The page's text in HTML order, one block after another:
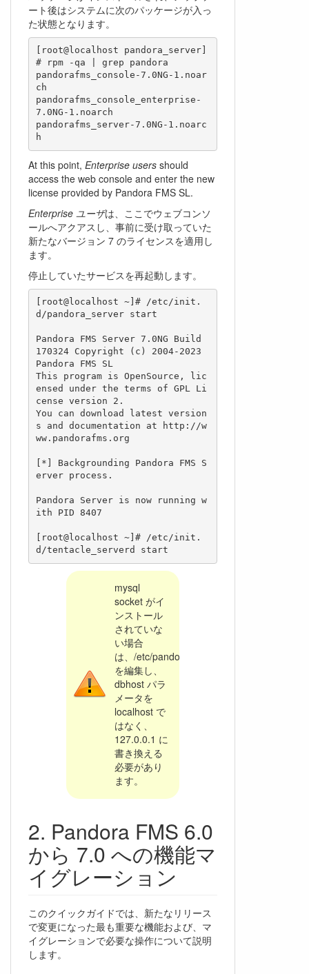
ート後はシステムに次のパッケージが入っ
た状態となります。
[root@localhost pandora_server]
# rpm -qa | grep pandora
pandorafms_console-7.0NG-1.noar
ch
pandorafms_console_enterprise-
7.0NG-1.noarch
pandorafms_server-7.0NG-1.noarc
h
At this point, Enterprise users should
access the web console and enter the new
license provided by Pandora FMS SL.
Enterprise ユーザは、ここでウェブコンソ
ールへアクアスし、事前に受け取っていた
新たなバージョン 7 のライセンスを適用し
ます。
停止していたサービスを再起動します。
[root@localhost ~]# /etc/init.
d/pandora_server start
Pandora FMS Server 7.0NG Build
170324 Copyright (c) 2004-2023
Pandora FMS SL
This program is OpenSource, lic
ensed under the terms of GPL Li
cense version 2.
You can download latest version
s and documentation at http://w
ww.pandorafms.org
[*] Backgrounding Pandora FMS S
erver process.
Pandora Server is now running w
ith PID 8407
[root@localhost ~]# /etc/init.
mysql
socket がイ
ンストール
されていな
い場合
は、/etc/pandora/pandora_server.conf
を編集し、
dbhost パラ
メータを
localhost で
はなく、
127.0.0.1 に
書き換える
必要があり
ます。
Pandora FMS 6.0
から 7.0 への機能マ
イグレーション
このクイックガイドでは、新たなリリース
で変更になった最も重要な機能および、マ
イグレーションで必要な操作について説明
します。